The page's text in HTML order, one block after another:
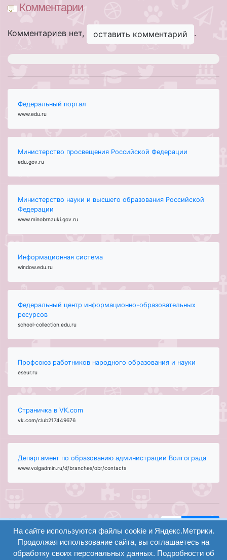
Комментарии
Комментариев нет, оставить комментарий .
Федеральный портал
www.edu.ru
Министерство просвещения Российской Федерации
edu.gov.ru
Министерство науки и высшего образования Российской
Федерации
www.minobrnauki.gov.ru
Информационная система
window.edu.ru
Федеральный центр информационно-образовательных
ресурсов
school-collection.edu.ru
Профсоюз работников народного образования и науки
eseur.ru
Страничка в VK.com
vk.com/club217449676
Департамент по образованию администрации Волгограда
www.volgadmin.ru/d/branches/obr/contacts
ООО "Центр
образования и
консалтинга"
Волгоград 2008-
вход
регистрация
Версия
сайта для
На сайте используются файлы cookie и Яндекс.Метрики.
Продолжая использование сайта, вы соглашаетесь на
обработку своих персональных данных. Подробности об